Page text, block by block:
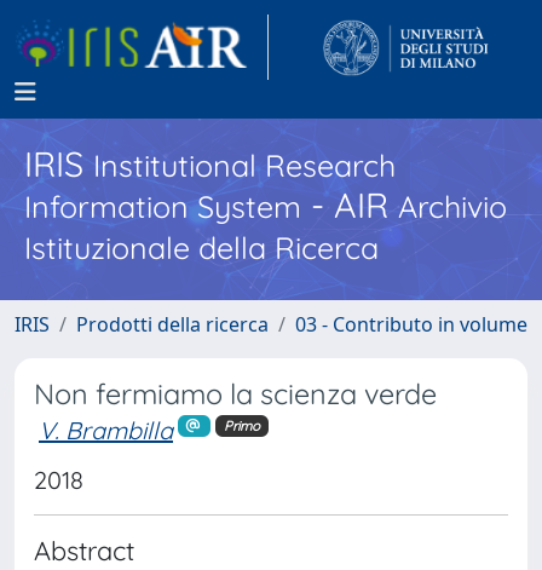
IRISInstitutional Research
Information System - AIR Archivio
Istituzionale della Ricerca
IRIS Prodotti della ricerca 03 - Contributo in volume
Non fermiamo la scienza verde
V. Brambilla Primo
2018
Abstract